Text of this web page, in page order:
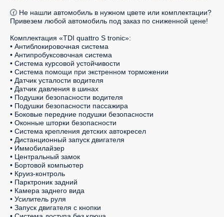
🕜 Не нашли автомобиль в нужном цвете или комплектации?
Привезем любой автомобиль под заказ по сниженной цене!
Комплектация «TDI quattro S tronic»:
• Антиблокировочная система
• Антипробуксовочная система
• Система курсовой устойчивости
• Система помощи при экстренном торможении
• Датчик усталости водителя
• Датчик давления в шинах
• Подушки безопасности водителя
• Подушки безопасности пассажира
• Боковые передние подушки безопасности
• Оконные шторки безопасности
• Система крепления детских автокресел
• Дистанционный запуск двигателя
• Иммобилайзер
• Центральный замок
• Бортовой компьютер
• Круиз-контроль
• Парктроник задний
• Камера заднего вида
• Усилитель руля
• Запуск двигателя с кнопки